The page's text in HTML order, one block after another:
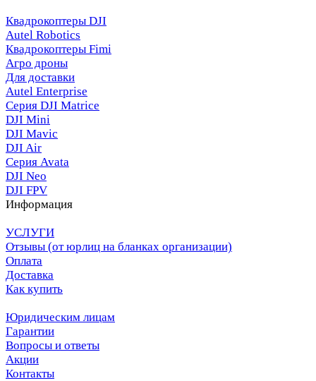
Квадрокоптеры DJI
Autel Robotics
Квадрокоптеры Fimi
Агро дроны
Для доставки
Autel Enterprise
Серия DJI Matrice
DJI Mini
DJI Mavic
DJI Air
Серия Avata
DJI Neo
DJI FPV
Информация
УСЛУГИ
Отзывы (от юрлиц на бланках организации)
Оплата
Доставка
Как купить
Юридическим лицам
Гарантии
Вопросы и ответы
Акции
Контакты